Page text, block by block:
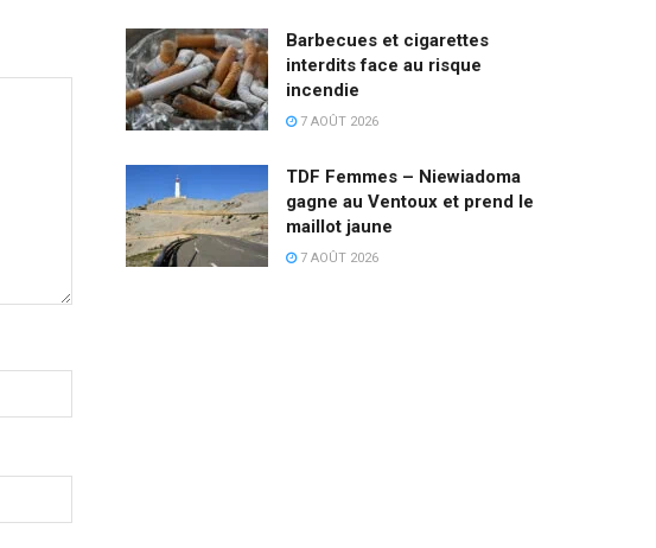
Barbecues et cigarettes
interdits face au risque
incendie
7 AOÛT 2026
TDF Femmes – Niewiadoma
gagne au Ventoux et prend le
maillot jaune
7 AOÛT 2026